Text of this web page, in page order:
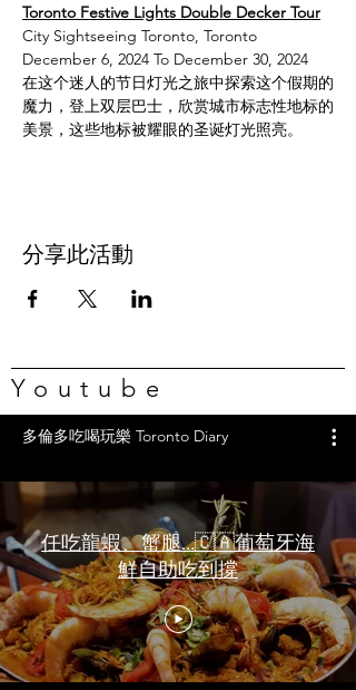
Toronto Festive Lights Double Decker Tour
City Sightseeing Toronto, Toronto
December 6, 2024 To December 30, 2024
在这个迷人的节日灯光之旅中探索这个假期的
魔力，登上双层巴士，欣赏城市标志性地标的
美景，这些地标被耀眼的圣诞灯光照亮。
分享此活動
Youtube
多倫多吃喝玩樂 Toronto Diary
任吃龍蝦、蟹腿…🇨🇦葡萄牙海
鮮自助吃到撐